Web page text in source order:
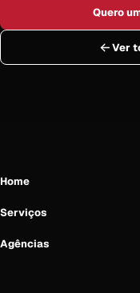
Ver
Quero
Home
Serviços
Agências